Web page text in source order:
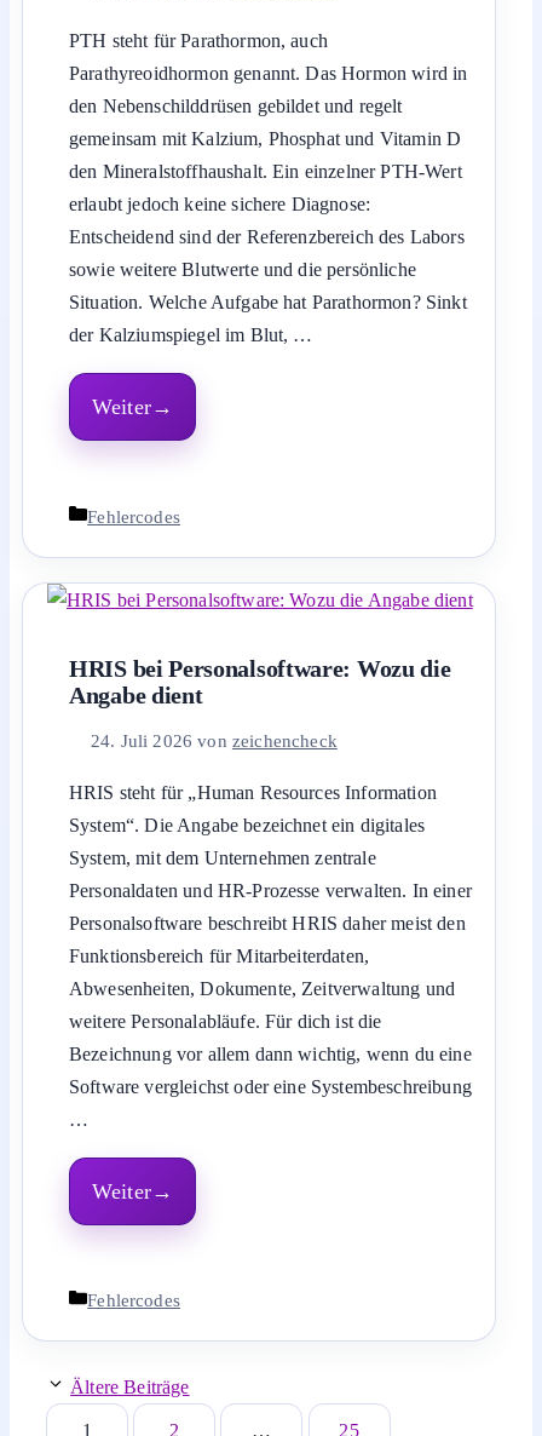
PTH steht für Parathormon, auch
Parathyreoidhormon genannt. Das Hormon wird in
den Nebenschilddrüsen gebildet und regelt
gemeinsam mit Kalzium, Phosphat und Vitamin D
den Mineralstoffhaushalt. Ein einzelner PTH-Wert
erlaubt jedoch keine sichere Diagnose:
Entscheidend sind der Referenzbereich des Labors
sowie weitere Blutwerte und die persönliche
Situation. Welche Aufgabe hat Parathormon? Sinkt
der Kalziumspiegel im Blut, …
Weiter
Kategorien
Fehlercodes
HRIS bei Personalsoftware: Wozu die
Angabe dient
24. Juli 2026 von zeichencheck
HRIS steht für „Human Resources Information
System“. Die Angabe bezeichnet ein digitales
System, mit dem Unternehmen zentrale
Personaldaten und HR-Prozesse verwalten. In einer
Personalsoftware beschreibt HRIS daher meist den
Funktionsbereich für Mitarbeiterdaten,
Abwesenheiten, Dokumente, Zeitverwaltung und
weitere Personalabläufe. Für dich ist die
Bezeichnung vor allem dann wichtig, wenn du eine
Software vergleichst oder eine Systembeschreibung
…
Weiter
Kategorien
Fehlercodes
Ältere Beiträge
1 2 … 25